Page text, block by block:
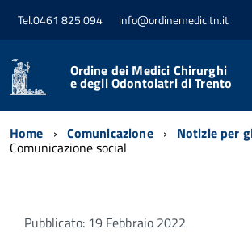
Tel.0461 825 094 info@ordinemedicitn.it
Ordine dei Medici Chirurghi
e degli Odontoiatri di Trento
Home Comunicazione Notizie per
Comunicazione social
Pubblicato: 19 Febbraio 2022